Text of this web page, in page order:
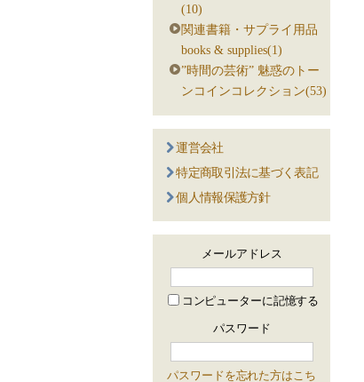
(10)
関連書籍・サプライ用品
books & supplies(1)
”時間の芸術” 魅惑のトー
ンコインコレクション(53)
運営会社
特定商取引法に基づく表記
個人情報保護方針
メールアドレス
コンピューターに記憶する
パスワード
パスワードを忘れた方はこち